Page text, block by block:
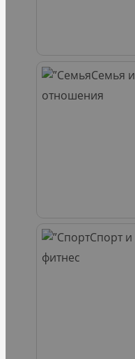
Семья и
отношения
Спорт и
фитнес